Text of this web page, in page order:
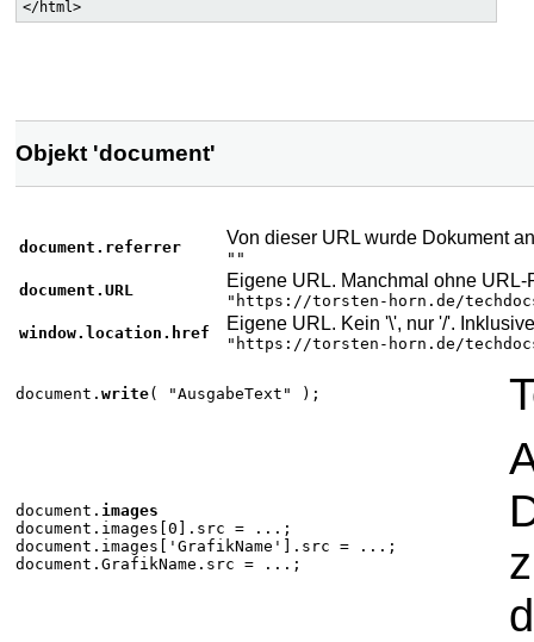
Objekt 'document'
document.referrer Von dieser URL wurde Dokument
""
document.URL
Eigene URL. Manchmal ohne
"https://torsten-horn.de/
window.location.href
Eigene URL. Kein '\', nur '/'.
"https://torsten-horn.de/
document. write( "AusgabeText" );
document. images
document.images[0].src = ...;
document.images['GrafikName'].src = ...;
document.GrafikName.src = ...;